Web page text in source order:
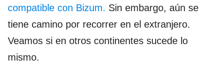
compatible con Bizum. Sin embargo, aún se
tiene camino por recorrer en el extranjero.
Veamos si en otros continentes sucede lo
mismo.